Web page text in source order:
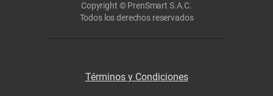
Copyright © PrenSmart S.A.C.
Todos los derechos reservados
Términos y Condiciones